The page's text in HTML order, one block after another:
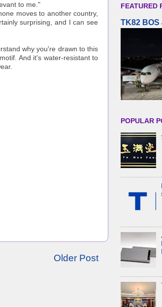
to me."
moves to another country,
surprising, and I can see
why you're drawn to this
And it's water-resistant to
Older Post
FEATURED
TK82
POPULAR